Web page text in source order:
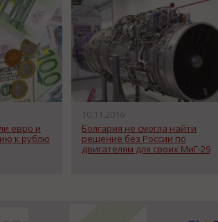
евро и
к рублю
10.11.2016
Болгария не смогла найти
решение без России по
двигателям для своих МиГ-29